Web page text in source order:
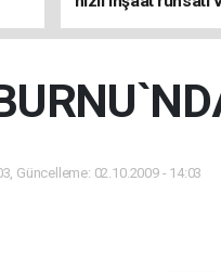
arasında
Güncelleme: 02.10.2009 - 14:03